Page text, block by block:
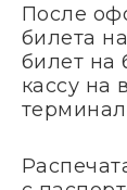
После
билета
билет на
кассу на